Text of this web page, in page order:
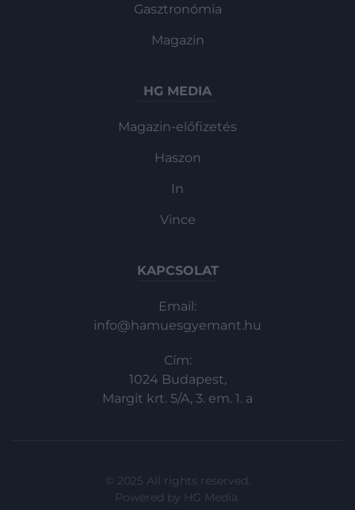
Gasztronómia
Magazin
HG MEDIA
Magazin-előfizetés
Haszon
In
Vince
KAPCSOLAT
Email:
info@hamuesgyemant.hu
Cím:
1024 Budapest,
Margit krt. 5/A, 3. em. 1. a
© 2025 All rights reserved.
Powered by HG Media.